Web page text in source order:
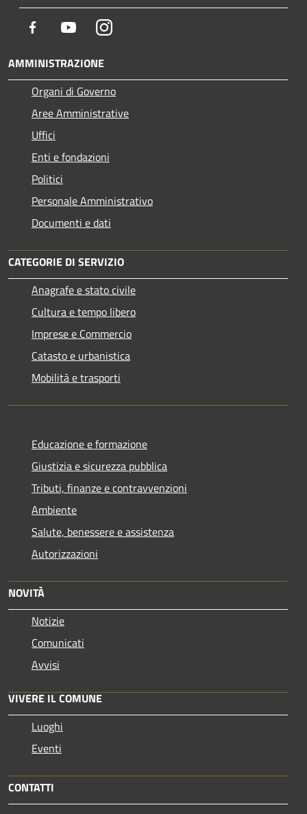
Facebook YoutubeInstagram
AMMINISTRAZIONE
Organi di Governo
Aree Amministrative
Uffici
Enti e fondazioni
Politici
Personale Amministrativo
Documenti e dati
CATEGORIE DI SERVIZIO
Anagrafe e stato civile
Cultura e tempo libero
Imprese e Commercio
Catasto e urbanistica
Mobilità e trasporti
Educazione e formazione
Giustizia e sicurezza pubblica
Tributi, finanze e contravvenzioni
Ambiente
Salute, benessere e assistenza
Autorizzazioni
NOVITÀ
Notizie
Comunicati
Avvisi
VIVERE IL COMUNE
Luoghi
Eventi
CONTATTI